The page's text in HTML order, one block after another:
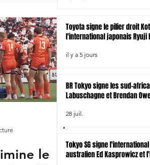
le
Toyota signe le pilier droit
l'international japonais Ryuji
il y a 5 jours
BR Tokyo signe les sud-
Labuschagne et Brendan
28 juil.
Tokyo SG signe l'international
australien Ed Kasprowicz et